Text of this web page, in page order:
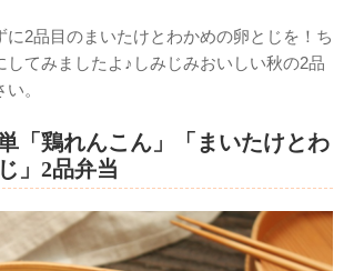
に2品目のまいたけとわかめの卵とじを！ち
してみましたよ♪しみじみおいしい秋の2品
。
「鶏れんこん」「まいたけとわ
」2品弁当